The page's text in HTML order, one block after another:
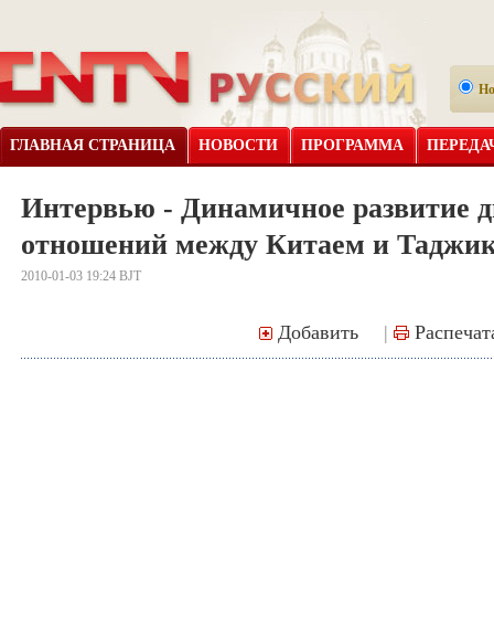
ГЛАВНАЯ СТРАНИЦА НОВОСТИ ПРОГРАММА
Интервью - Динамичное развитие
отношений между Китаем и
2010-01-03 19:24 BJT
Добавить |